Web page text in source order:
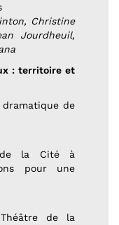
Christine
Jourdheuil,
: territoire et
dramatique de
de la Cité à
pour une
de la